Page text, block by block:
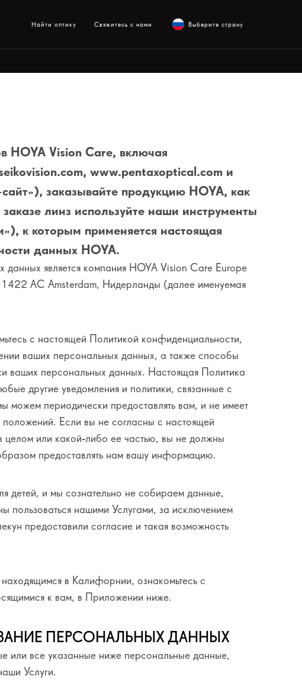
Найти оптику Свяжитесь с нами Выберите страну
HOYA Vision Care, включая
, www.pentaxoptical.com и
заказывайте продукцию HOYA, как
линз используйте наши инструменты
к которым применяется настоящая
данных HOYA.
является компания HOYA Vision Care Europe
AC Amsterdam, Нидерланды (далее именуемая
с настоящей Политикой конфиденциальности,
ваших персональных данных, а также способы
ваших персональных данных. Настоящая Политика
другие уведомления и политики, связанные с
можем периодически предоставлять вам, и не имеет
Если вы не согласны с настоящей
целом или какой-либо ее частью, вы не должны
предоставлять нам вашу информацию.
детей, и мы сознательно не собираем данные,
пользоваться нашими Услугами, за исключением
предоставили согласие и такая возможность
находящимся в Калифорнии, ознакомьтесь с
к вам, в Приложении ниже.
ПЕРСОНАЛЬНЫХ ДАННЫХ
или все указанные ниже персональные данные,
Услуги.